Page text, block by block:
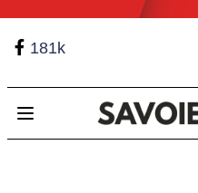
181k
Open main menu